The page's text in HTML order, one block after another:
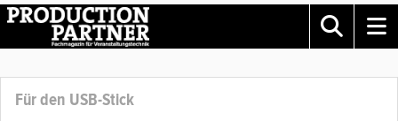
Für den USB-Stick